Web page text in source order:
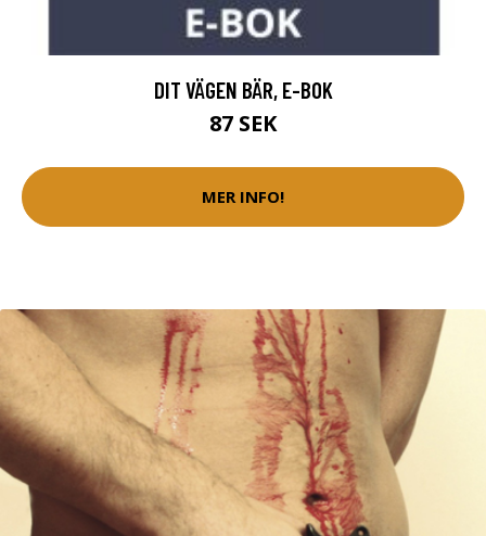
DIT VÄGEN BÄR, E-BOK
87 SEK
MER INFO!